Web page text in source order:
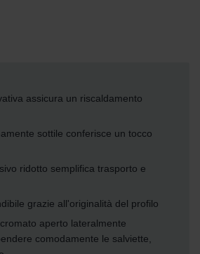
assicura un riscaldamento
sottile conferisce un tocco
ridotto semplifica trasporto e
grazie all'originalità del profilo
aperto lateralmente
comodamente le salviette,